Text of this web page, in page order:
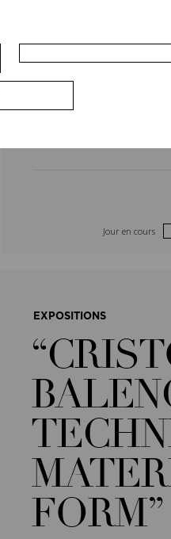
18
Jour en cours
EXPOSITIONS
FORM”